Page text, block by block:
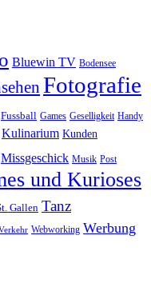
Bluewin TV Bodensee
Fotografie
Fussball Games Geselligkeit Handy
Kulinarium Kunden
Missgeschick Musik Post
und Kurioses
Gallen Tanz
Webworking Werbung